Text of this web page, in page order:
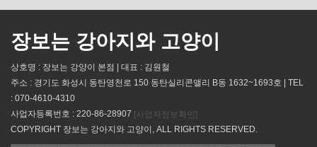
장보는 강아지와 고양이
상호명 : 장보는 강양이 본점 | 대표 : 김원철
주소 : 경기도 화성시 동탄영천로 150 동탄실리콘앨리 B동 1632~1693호 | TEL
: 070-4610-4310
사업자등록번호 : 220-86-28907 [사업자정보확인]
COPYRIGHT 장보는 강아지와 고양이, ALL RIGHTS RESERVED.